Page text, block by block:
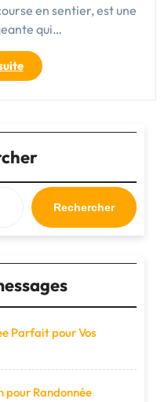
en sentier, est une
qui…
"Choisir
la
bonne
de
running
trail
pour
vos
aventures
Rechercher
Parfait pour Vos
pour Randonnée